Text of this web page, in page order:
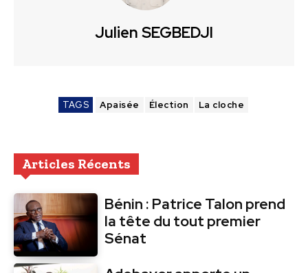
Julien SEGBEDJI
TAGS Apaisée Élection La cloche
Articles Récents
Bénin : Patrice Talon prend
la tête du tout premier
Sénat